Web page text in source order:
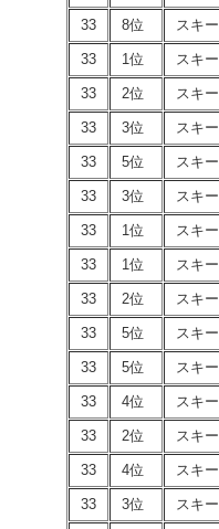
33 8位 スキー
33 1位 スキー
33 2位 スキー
33 3位 スキー
33 5位 スキー
33 3位 スキー
33 1位 スキー
33 1位 スキー
33 2位 スキー
33 5位 スキー
33 5位 スキー
33 4位 スキー
33 2位 スキー
33 4位 スキー
33 3位 スキー